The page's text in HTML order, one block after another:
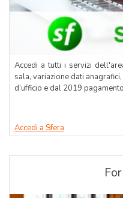
Accedi a tutti i servizi
sala, variazione dati
d’ufficio e dal 2019
Accedi a Sfera